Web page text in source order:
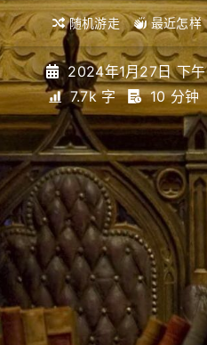
随机游走 最近怎样
2024年1月27日 下午
7.7k 字
10 分钟